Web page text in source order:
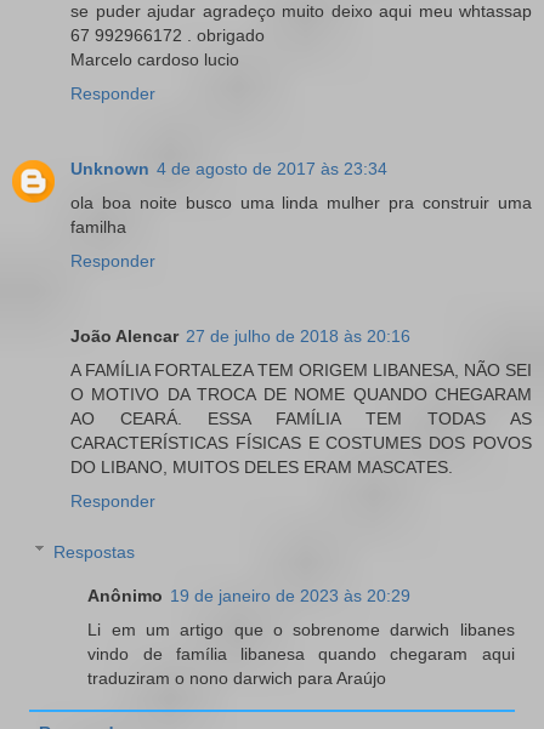
se puder ajudar agradeço muito deixo aqui meu whtassap
67 992966172 . obrigado
Marcelo cardoso lucio
Responder
Unknown 4 de agosto de 2017 às 23:34
ola boa noite busco uma linda mulher pra construir uma
familha
Responder
João Alencar 27 de julho de 2018 às 20:16
A FAMÍLIA FORTALEZA TEM ORIGEM LIBANESA, NÃO SEI
O MOTIVO DA TROCA DE NOME QUANDO CHEGARAM
AO CEARÁ. ESSA FAMÍLIA TEM TODAS AS
CARACTERÍSTICAS FÍSICAS E COSTUMES DOS POVOS
DO LIBANO, MUITOS DELES ERAM MASCATES.
Responder
Respostas
Anônimo 19 de janeiro de 2023 às 20:29
Li em um artigo que o sobrenome darwich libanes
vindo de família libanesa quando chegaram aqui
traduziram o nono darwich para Araújo